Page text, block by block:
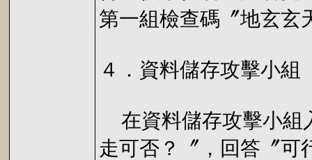
第一組檢查碼〞地玄玄
４．資料儲存攻擊小組
在資料儲存攻擊小組
走可否？〞，回答〞可